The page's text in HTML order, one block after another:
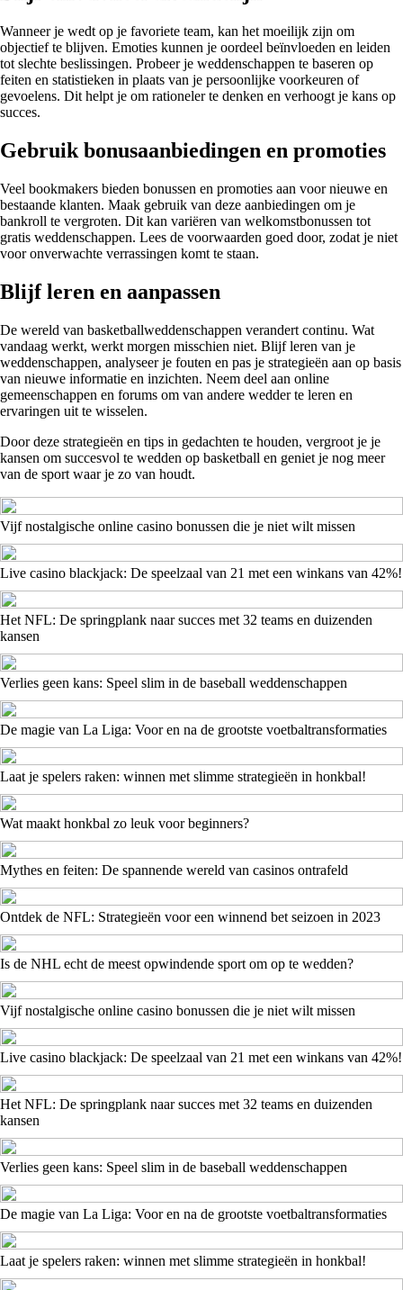
Wanneer je wedt op je favoriete team, kan het moeilijk zijn om
objectief te blijven. Emoties kunnen je oordeel beïnvloeden en leiden
tot slechte beslissingen. Probeer je weddenschappen te baseren op
feiten en statistieken in plaats van je persoonlijke voorkeuren of
gevoelens. Dit helpt je om rationeler te denken en verhoogt je kans op
succes.
Gebruik bonusaanbiedingen en promoties
Veel bookmakers bieden bonussen en promoties aan voor nieuwe en
bestaande klanten. Maak gebruik van deze aanbiedingen om je
bankroll te vergroten. Dit kan variëren van welkomstbonussen tot
gratis weddenschappen. Lees de voorwaarden goed door, zodat je niet
voor onverwachte verrassingen komt te staan.
Blijf leren en aanpassen
De wereld van basketballweddenschappen verandert continu. Wat
vandaag werkt, werkt morgen misschien niet. Blijf leren van je
weddenschappen, analyseer je fouten en pas je strategieën aan op basis
van nieuwe informatie en inzichten. Neem deel aan online
gemeenschappen en forums om van andere wedder te leren en
ervaringen uit te wisselen.
Door deze strategieën en tips in gedachten te houden, vergroot je je
kansen om succesvol te wedden op basketball en geniet je nog meer
van de sport waar je zo van houdt.
Vijf nostalgische online casino bonussen die je niet wilt missen
Live casino blackjack: De speelzaal van 21 met een winkans van 42%!
Het NFL: De springplank naar succes met 32 teams en duizenden
kansen
Verlies geen kans: Speel slim in de baseball weddenschappen
De magie van La Liga: Voor en na de grootste voetbaltransformaties
Laat je spelers raken: winnen met slimme strategieën in honkbal!
Wat maakt honkbal zo leuk voor beginners?
Mythes en feiten: De spannende wereld van casinos ontrafeld
Ontdek de NFL: Strategieën voor een winnend bet seizoen in 2023
Is de NHL echt de meest opwindende sport om op te wedden?
Vijf nostalgische online casino bonussen die je niet wilt missen
Live casino blackjack: De speelzaal van 21 met een winkans van 42%!
Het NFL: De springplank naar succes met 32 teams en duizenden
kansen
Verlies geen kans: Speel slim in de baseball weddenschappen
De magie van La Liga: Voor en na de grootste voetbaltransformaties
Laat je spelers raken: winnen met slimme strategieën in honkbal!